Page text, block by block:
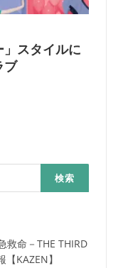
スタイルに
ブ
救命－THE THIRD
KAZEN】